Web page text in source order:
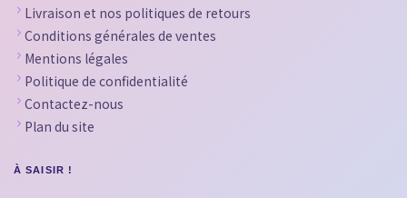
Livraison et nos politiques de retours
Conditions générales de ventes
Mentions légales
Politique de confidentialité
Contactez-nous
Plan du site
À SAISIR !